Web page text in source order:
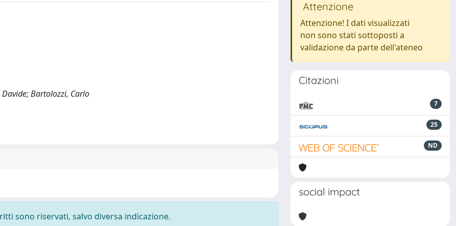
Bartolozzi, Carlo
sono riservati, salvo diversa indicazione.
Attenzione
Attenzione! I dati visualizzati
non sono stati sottoposti a
validazione da parte dell'ateneo
Citazioni
7
25
ND
social impact